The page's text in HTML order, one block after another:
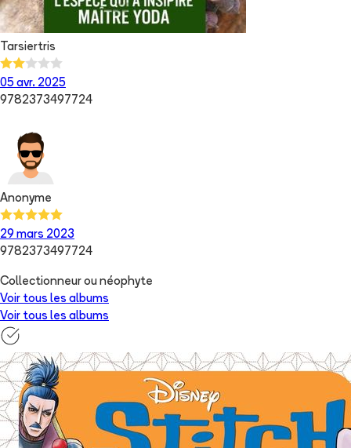
Tarsiertris
05 avr. 2025
9782373497724
Anonyme
29 mars 2023
9782373497724
Collectionneur ou néophyte
Voir tous les albums
Voir tous les albums